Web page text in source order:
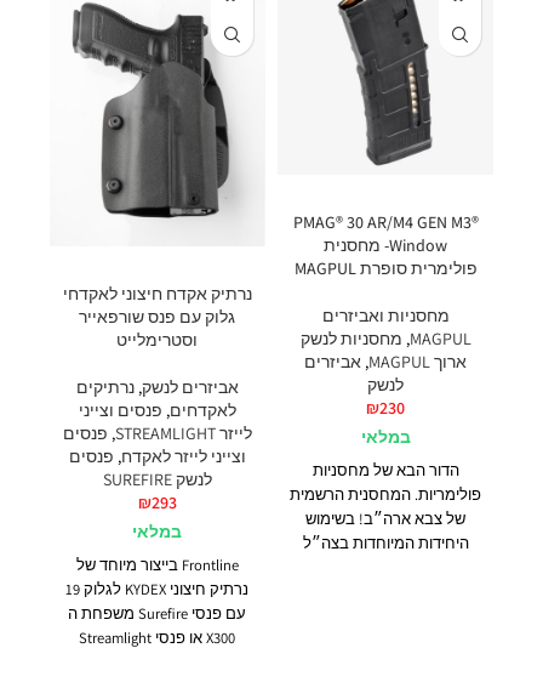
PMAG® 30 AR/M4 GEN M3®
Window- מחסנית
פולימרית סופרת MAGPUL
מחסניות ואביזרים
MAGPUL
, מחסניות לנשק
ארוך MAGPUL
, אביזרים
לנשק
₪230
במלאי
הדור הבא של מחסניות
פולימריות. המחסנית הרשמית
של צבא ארה״ב! בשימוש
היחידות המיוחדות בצה״ל
נרתיק אקדח חיצוני לאקדחי
גלוק עם פנס שורפאייר
וסטרימלייט
אביזרים לנשק,נרתיקים
לאקדחים, פנסים וצייני
לייזר STREAMLIGHT
, פנסים
וצייני לייזר לאקדח, פנסים
לנשק SUREFIRE
₪293
במלאי
Frontline בייצור מיוחד של
נרתיק חיצוני KYDEX לגלוק 19
עם פנסי Surefire משפחת ה
X300 או פנסי Streamlight